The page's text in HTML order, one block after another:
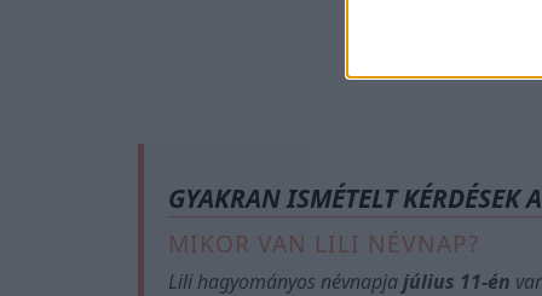
GYAKRAN ISMÉTELT KÉRDÉSEK
MIKOR VAN LILI NÉVNAP?
Lili hagyományos névnapjajúlius 11-én